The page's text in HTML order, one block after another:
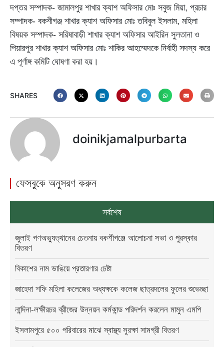
দপ্তর সম্পাদক- জামালপুর শাখার ক্যাশ অফিসার মোঃ সবুজ মিয়া, প্রচার
সম্পাদক- বকশীগঞ্জ শাখার ক্যাশ অফিসার মোঃ তবিবুল ইসলাম, মহিলা
বিষয়ক সম্পাদক- সরিষাবাড়ী শাখার ক্যাশ অফিসার আইরিন সুলতানা ও
পিয়ারপুর শাখার ক্যাশ অফিসার মোঃ শাকির আহম্মেদকে নির্বাহী সদস্য করে
এ পূর্ণাঙ্গ কমিটি ঘোষণা করা হয়।
SHARES
doinikjamalpurbarta
ফেসবুকে অনুসরণ করুন
সর্বশেষ
জুলাই গণঅভ্যুত্থানের চেতনায় বকশীগঞ্জে আলোচনা সভা ও পুরস্কার
বিতরণ
বিকাশের নাম ভাঙিয়ে প্রতারণার চেষ্টা
জাহেদা শফি মহিলা কলেজের অধ্যক্ষকে কলেজ ছাত্রদলের ফুলের শুভেচ্ছা
নান্দিনা-লক্ষীরচর ব্রীজের উন্নয়ন কর্মকান্ড পরিদর্শন করলেন মামুন এমপি
ইসলামপুরে ৫০০ পরিবারের মাঝে স্বাস্থ্য সুরক্ষা সামগ্রী বিতরণ